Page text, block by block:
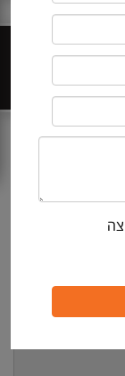
Database